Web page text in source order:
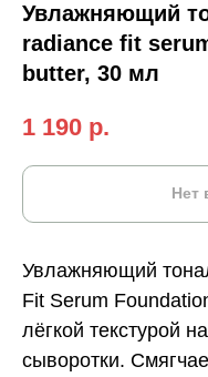
Увлажняющий
radiance fit
butter, 30 мл
1 190 р.
Нет
Увлажняющий
Fit Serum
лёгкой текстурой
сыворотки.